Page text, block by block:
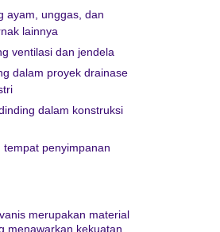
ayam, unggas, dan
lainnya
ventilasi dan jendela
dalam proyek drainase
dalam konstruksi
tempat penyimpanan
merupakan material
menawarkan kekuatan,